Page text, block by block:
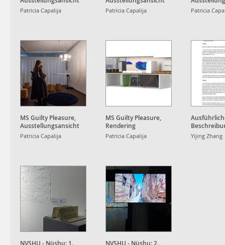
Patricia Capalija Patricia Capalija Patricia
MS Guilty Pleasure,
Ausstellungsansicht
Patricia Capalija
MS Guilty Pleasure,
Rendering
Patricia Capalija Yijing Zhang
NVSHU - Nüshu: 1. NVSHU - Nüshu: 2.